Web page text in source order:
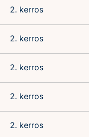
2. kerros
2. kerros
2. kerros
2. kerros
2. kerros